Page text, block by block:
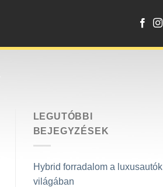
LEGUTÓBBI
BEJEGYZÉSEK
Hybrid forradalom a luxusautók
világában